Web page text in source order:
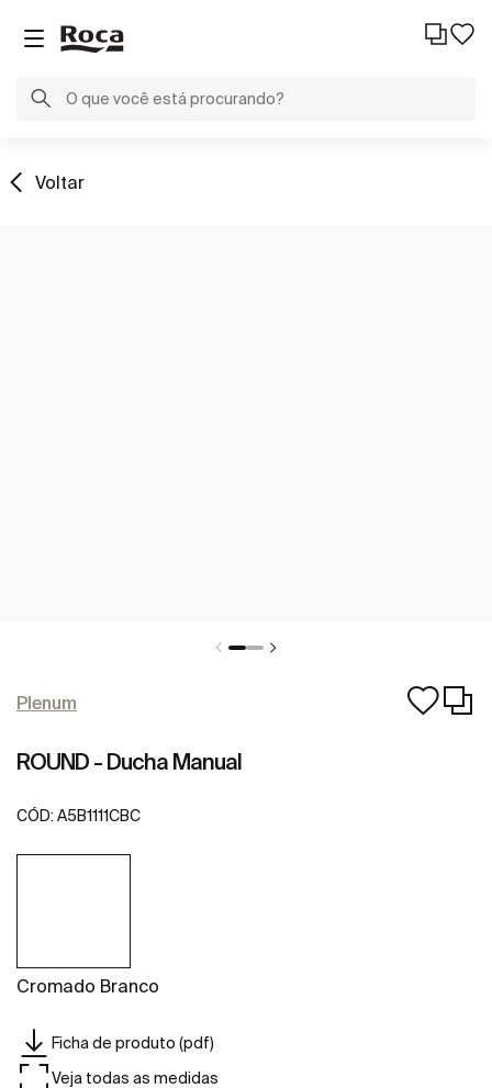
Voltar
Plenum
ROUND - Ducha Manual
CÓD: A5B1111CBC
Cromado Branco
Ficha de produto (pdf)
Veja todas as medidas